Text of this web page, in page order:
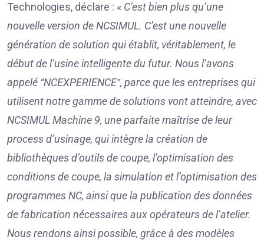
Technologies, déclare : « C’est bien plus qu’une
nouvelle version de NCSIMUL. C’est une nouvelle
génération de solution qui établit, véritablement, le
début de l’usine intelligente du futur. Nous l’avons
appelé “NCEXPERIENCE‟, parce que les entreprises qui
utilisent notre gamme de solutions vont atteindre, avec
NCSIMUL Machine 9, une parfaite maîtrise de leur
process d’usinage, qui intègre la création de
bibliothèques d’outils de coupe, l’optimisation des
conditions de coupe, la simulation et l’optimisation des
programmes NC, ainsi que la publication des données
de fabrication nécessaires aux opérateurs de l’atelier.
Nous rendons ainsi possible, grâce à des modèles